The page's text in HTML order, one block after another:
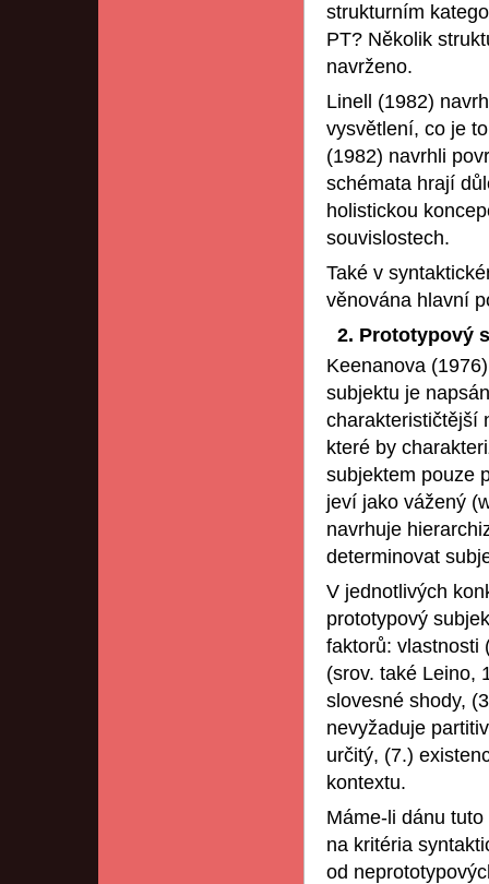
strukturním
PT? Několik
navrženo.
Linell (1982)
vysvětlení, co je
(1982) navrhli
schémata hrají
holistickou
souvislostech.
Také v
věnována hlavní
2. Prototypový
Keenanova
subjektu je
charakterističtější
které by
subjektem pouze
jeví jako vážený
navrhuje
determinovat
V jednotlivých
prototypový
faktorů:
(srov. také Leino,
slovesné shody,
nevyžaduje
určitý, (7.)
kontextu.
Máme-li dánu
na kritéria
od